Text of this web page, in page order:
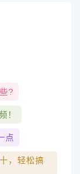
?
！
点
，轻松搞